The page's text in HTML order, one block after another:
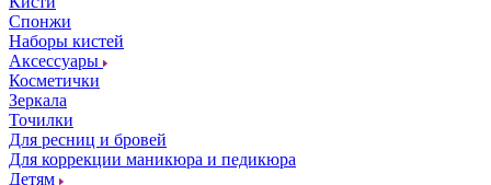
Спонжи
Наборы кистей
Аксессуары
Косметички
Зеркала
Точилки
Для ресниц и бровей
Для коррекции маникюра и педикюра
Детям